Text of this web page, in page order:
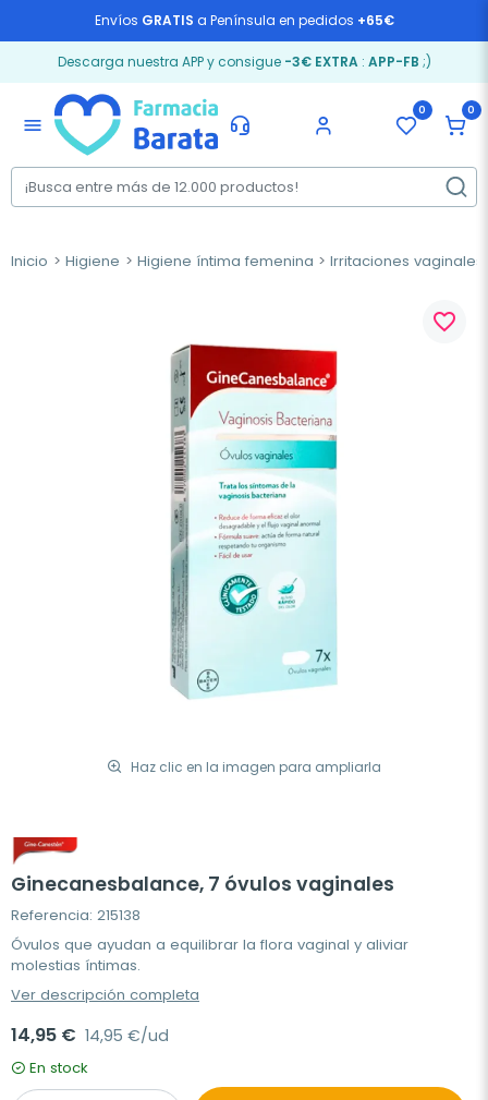
Envíos GRATIS a Península en pedidos +65€
Descarga nuestra APP y consigue -3€ EXTRA: APP-FB ;)
menu
0 0
Inicio Higiene Higiene íntima femenina Irritaciones vaginales
Haz clic en la imagen para ampliarla
favorite_border
Ginecanesbalance, 7 óvulos vaginales
Referencia: 215138
Óvulos que ayudan a equilibrar la flora vaginal y aliviar
molestias íntimas.
Ver descripción completa
14,95 € 14,95 €/ud
En stock